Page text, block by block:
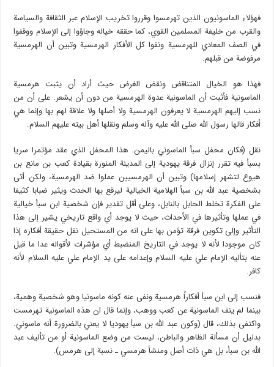
فهؤلاء الماسونيون الذين تهرمسوا وقرروا تخريب الإسلام عبر الثقافة والسياسة
والقرب من خليفة المسلمين القوي، كما حققه خياله وجاؤوا إلى الإسلام ووقفوا
في الصف المعادي للهرمسية ونفوا كل الأفكار الهرمسية وتبين أن الهرمسية
مرفوضة من قبلهم.
فهذا هو الخيال المتناقض ونقض الغرض حيث أراد أن يثبت هرمسية
الماسونية فأثبت أن الماسونية عدوة الهرمسية من دون أن يشعر. على أن من
نسب إليهم الهرمسية لا يعرفون الهرمسية ولا أصلها ولا علاقة لهم بها وإنما هي
أفكار قالها رسول الله صلى الله عليه وآله وسلم ونقلها أهل بيته عليهم السلام.
نقل (فكان محفل سبأ الماسوني باليمن. هذا المحفل الذي عقد مؤتمرا سريا
بسبأ فيه تقرر إنزال فرقة يهودية إلى المدينة المنورة بقيادة كعب بن مانع بن
هيوع لتشهر إسلامها) وتبين أن الهرمسيين عملوا ضد الهرمسية، ولكن أتى
بشخصية عبد الله بن سبأ الهلامية الخيالية ليرقع بها الحدث ويثير ضبابا كثيفا
على الفكرة تخلط الحابل بالنابل، وعلى أقل تقدير فإن شخصية ابن سبأ خيالية
في عملها وتأثيرها في الأحداث، حيث لا يوجد أي واقع تاريخي يشير إلى هذا
التأثير وإلى تكوين فرقة تؤمن بها على انه من المستحيل نقل حقيقة أفكاره إذا
كان موجودا لأنه لا يوجد في التاريخ المنضبط أي مؤشرات لأقواله عدا ما قيل
عنه بتأليه الإمام علي عليه السلام وإعدامه على يد الإمام علي عليه السلام لأنه
كافر.
فنسب إلى ابن سبأ أفكاراً هرمسية ونفى عنه كونه ماسونيا وهو شخصية وهمية،
بينما لم ينف الماسونية عن كعب ووهب، وإنما قال ان هذه الماسونية تهرمست
واكتفى بذلك، قال (وكون عبد الله بن سبأ يهوديا لا يعني بالضرورة أنه ماسوني.
بدليل أن مسألة الظاهر والباطن، ليست من وضع الماسونية أو من تأليف عبد
الله بن سبأ، بل هي ذات أصل ومنشأ هرمسي ـ نسبة إلى هرمس).